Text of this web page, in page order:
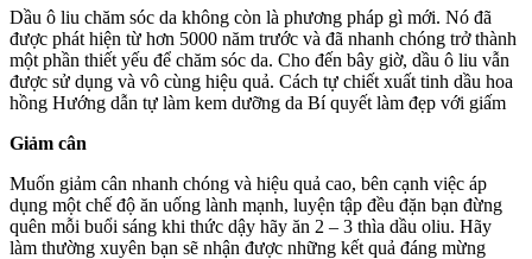
Dầu ô liu chăm sóc da không còn là phương pháp gì mới. Nó đã
được phát hiện từ hơn 5000 năm trước và đã nhanh chóng trở thành
một phần thiết yếu để chăm sóc da. Cho đến bây giờ, dầu ô liu vẫn
được sử dụng và vô cùng hiệu quả. Cách tự chiết xuất tinh dầu hoa
hồng Hướng dẫn tự làm kem dưỡng da Bí quyết làm đẹp với giấm
Giảm cân
Muốn giảm cân nhanh chóng và hiệu quả cao, bên cạnh việc áp
dụng một chế độ ăn uống lành mạnh, luyện tập đều đặn bạn đừng
quên mỗi buổi sáng khi thức dậy hãy ăn 2 – 3 thìa dầu oliu. Hãy
làm thường xuyên bạn sẽ nhận được những kết quả đáng mừng